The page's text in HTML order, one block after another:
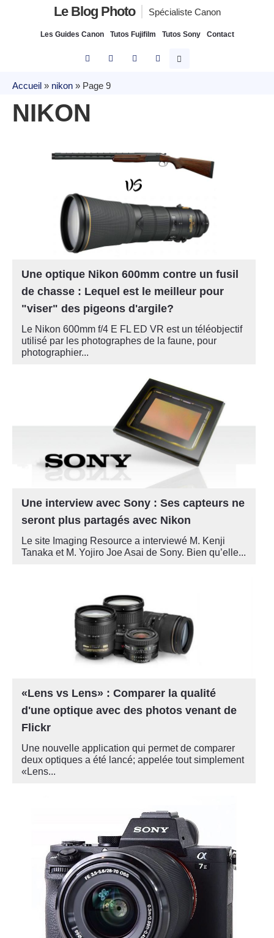
Le Blog Photo Spécialiste Canon
Les Guides Canon Tutos Fujifilm Tutos Sony Contact
Accueil » nikon » Page 9
NIKON
Une optique Nikon 600mm contre un fusil
de chasse : Lequel est le meilleur pour
"viser" des pigeons d'argile?
Le Nikon 600mm f/4 E FL ED VR est un téléobjectif
utilisé par les photographes de la faune, pour
photographier...
Une interview avec Sony : Ses capteurs ne
seront plus partagés avec Nikon
Le site Imaging Resource a interviewé M. Kenji
Tanaka et M. Yojiro Joe Asai de Sony. Bien qu’elle...
«Lens vs Lens» : Comparer la qualité
d'une optique avec des photos venant de
Flickr
Une nouvelle application qui permet de comparer
deux optiques a été lancé; appelée tout simplement
«Lens...